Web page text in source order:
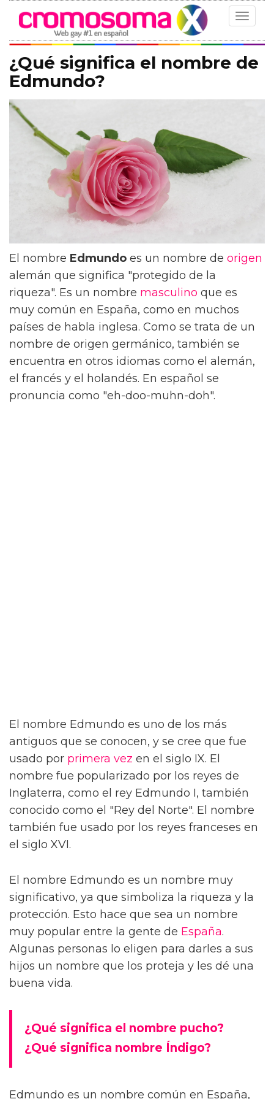
Toggle
¿Qué significa el nombre de
Edmundo?
El nombre Edmundo es un nombre de origen
alemán que significa "protegido de la
riqueza". Es un nombre masculino que es
muy común en España, como en muchos
países de habla inglesa. Como se trata de un
nombre de origen germánico, también se
encuentra en otros idiomas como el alemán,
el francés y el holandés. En español se
pronuncia como "eh-doo-muhn-doh".
El nombre Edmundo es uno de los más
antiguos que se conocen, y se cree que fue
usado por primera vez en el siglo IX. El
nombre fue popularizado por los reyes de
Inglaterra, como el rey Edmundo I, también
conocido como el "Rey del Norte". El nombre
también fue usado por los reyes franceses en
el siglo XVI.
El nombre Edmundo es un nombre muy
significativo, ya que simboliza la riqueza y la
protección. Esto hace que sea un nombre
muy popular entre la gente de España.
Algunas personas lo eligen para darles a sus
hijos un nombre que los proteja y les dé una
buena vida.
¿Qué significa el nombre pucho?
¿Qué significa nombre Índigo?
Edmundo es un nombre común en España,